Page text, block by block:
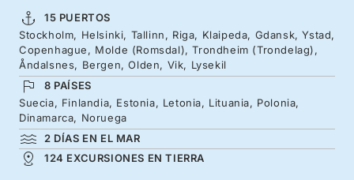
Gdansk, explore siglos de patrimonio
marítimo, plazas inmensas y monumentos
ligados a la realeza. A continuación, desde
Copenhague, sumérjase en la belleza salvaje de
Noruega: los coloridos muelles de Bergen y los
imponentes fiordos, glaciares, picos y paisajes
protegidos por la Unesco.
15 PUERTOS
Stockholm, Helsinki, Tallinn, Riga, Klaipeda, Gdansk, Ystad,
Copenhague, Molde (Romsdal), Trondheim (Trondelag),
Åndalsnes, Bergen, Olden, Vik, Lysekil
8 PAÍSES
Suecia, Finlandia, Estonia, Letonia, Lituania, Polonia,
Dinamarca, Noruega
2 DÍAS EN EL MAR
124 EXCURSIONES EN TIERRA